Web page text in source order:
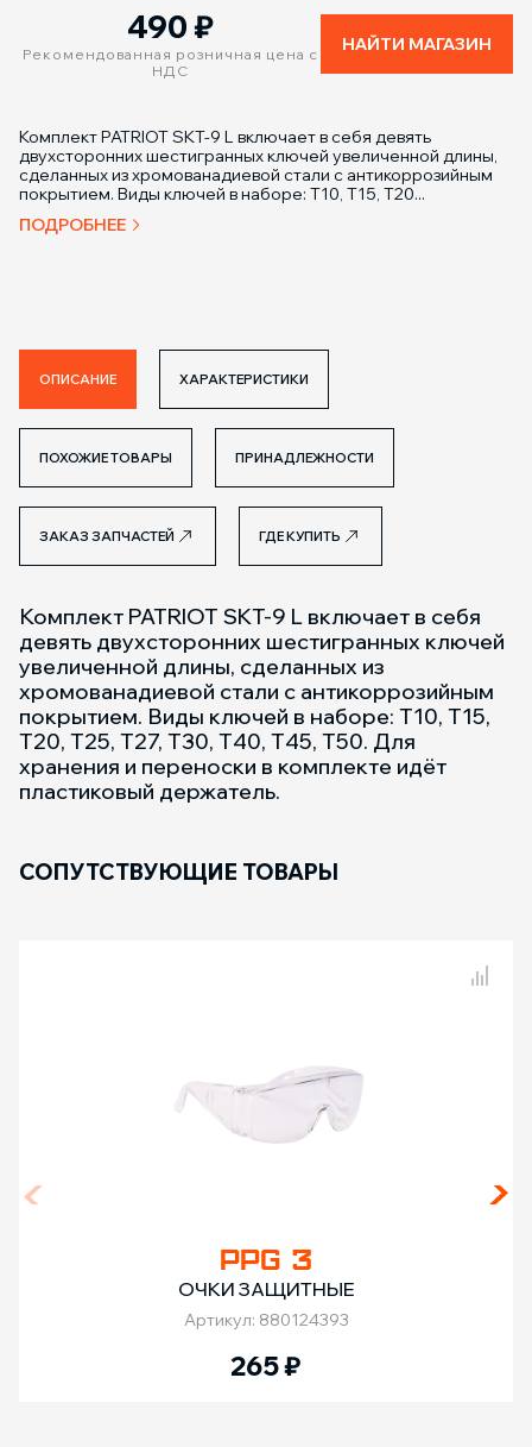
490 ₽
Рекомендованная розничная цена с
НДС
НАЙТИ МАГАЗИН
Комплект PATRIOT SKT-9 L включает в себя девять
двухсторонних шестигранных ключей увеличенной длины,
сделанных из хромованадиевой стали с антикоррозийным
покрытием. Виды ключей в наборе: Т10, Т15, Т20...
ПОДРОБНЕЕ
ОПИСАНИЕ ХАРАКТЕРИСТИКИ
ПОХОЖИЕ ТОВАРЫ ПРИНАДЛЕЖНОСТИ
ЗАКАЗ ЗАПЧАСТЕЙ ГДЕ КУПИТЬ
Комплект PATRIOT SKT-9 L включает в себя
девять двухсторонних шестигранных ключей
увеличенной длины, сделанных из
хромованадиевой стали с антикоррозийным
покрытием. Виды ключей в наборе: Т10, Т15,
Т20, Т25, Т27, Т30, Т40, Т45, Т50. Для
хранения и переноски в комплекте идёт
пластиковый держатель.
СОПУТСТВУЮЩИЕ ТОВАРЫ
PPG 3
ОЧКИ ЗАЩИТНЫЕ
Артикул: 880124393
265₽